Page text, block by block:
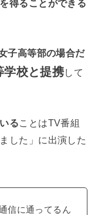
得ることができる
子高等部の場合だ
学校と提携して
ることはTV番組
した」に出演した
信に通ってるん